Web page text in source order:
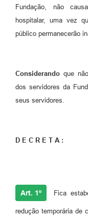
Fundação, não
hospitalar, uma vez
público permanecerão
Considerando que
dos servidores da
seus servidores.
D E C R E T A :
Art. 1º Fica
redução temporária de